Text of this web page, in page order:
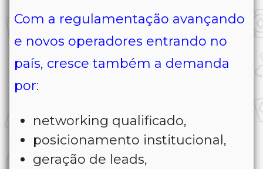
Com a regulamentação avançando
e novos operadores entrando no
país, cresce também a demanda
por:
networking qualificado,
posicionamento institucional,
geração de leads,